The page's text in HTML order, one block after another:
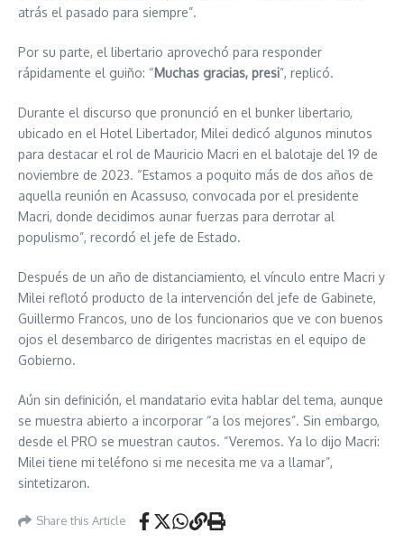
atrás el pasado para siempre”.
Por su parte, el libertario aprovechó para responder
rápidamente el guiño: “Muchas gracias, presi”, replicó.
Durante el discurso que pronunció en el bunker libertario,
ubicado en el Hotel Libertador, Milei dedicó algunos minutos
para destacar el rol de Mauricio Macri en el balotaje del 19 de
noviembre de 2023. “Estamos a poquito más de dos años de
aquella reunión en Acassuso, convocada por el presidente
Macri, donde decidimos aunar fuerzas para derrotar al
populismo”, recordó el jefe de Estado.
Después de un año de distanciamiento, el vínculo entre Macri y
Milei reflotó producto de la intervención del jefe de Gabinete,
Guillermo Francos, uno de los funcionarios que ve con buenos
ojos el desembarco de dirigentes macristas en el equipo de
Gobierno.
Aún sin definición, el mandatario evita hablar del tema, aunque
se muestra abierto a incorporar “a los mejores”. Sin embargo,
desde el PRO se muestran cautos. “Veremos. Ya lo dijo Macri:
Milei tiene mi teléfono si me necesita me va a llamar”,
sintetizaron.
Share this Article